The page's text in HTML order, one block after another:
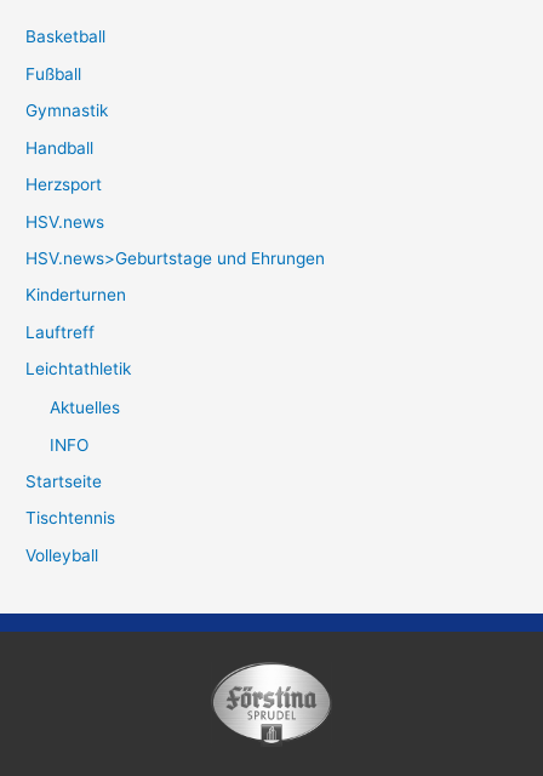
Basketball
Fußball
Gymnastik
Handball
Herzsport
HSV.news
HSV.news>Geburtstage und Ehrungen
Kinderturnen
Lauftreff
Leichtathletik
Aktuelles
INFO
Startseite
Tischtennis
Volleyball